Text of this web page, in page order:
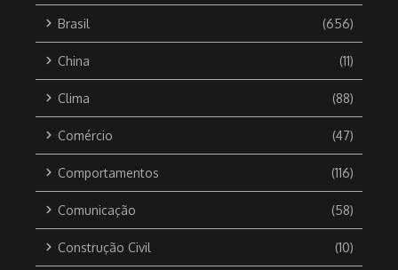
Brasil (656)
China (11)
Clima (88)
Comércio (47)
Comportamentos (116)
Comunicação (58)
Construção Civil (10)